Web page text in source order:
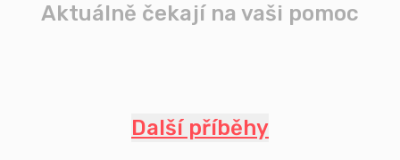
Aktuálně čekají na vaši pomoc
Další příběhy